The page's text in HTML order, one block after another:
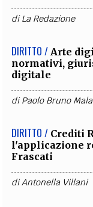
diLa Redazione
DIRITTO / Arte
normativi,
digitale
diPaolo Bruno
DIRITTO / Crediti
l'applicazione
Frascati
diAntonella Villani